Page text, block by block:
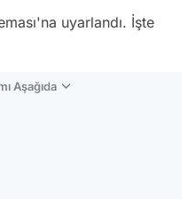
uyarlandı. İşte
Aşağıda